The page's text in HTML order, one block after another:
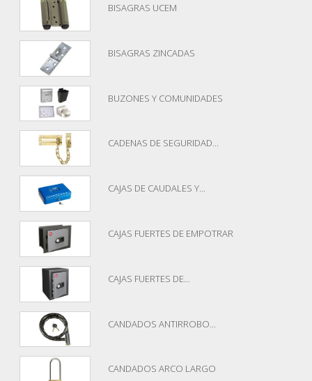
BISAGRAS UCEM
BISAGRAS ZINCADAS
BUZONES Y COMUNIDADES
CADENAS DE SEGURIDAD...
CAJAS DE CAUDALES Y...
CAJAS FUERTES DE EMPOTRAR
CAJAS FUERTES DE...
CANDADOS ANTIRROBO...
CANDADOS ARCO LARGO